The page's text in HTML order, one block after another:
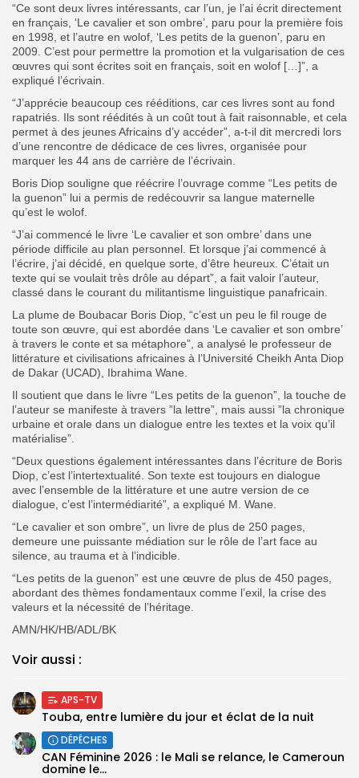
“Ce sont deux livres intéressants, car l’un, je l’ai écrit directement
en français, ‘Le cavalier et son ombre’, paru pour la première fois
en 1998, et l’autre en wolof, ‘Les petits de la guenon’, paru en
2009. C’est pour permettre la promotion et la vulgarisation de ces
œuvres qui sont écrites soit en français, soit en wolof […]”, a
expliqué l’écrivain.
“J’apprécie beaucoup ces rééditions, car ces livres sont au fond
rapatriés. Ils sont réédités à un coût tout à fait raisonnable, et cela
permet à des jeunes Africains d’y accéder”, a-t-il dit mercredi lors
d’une rencontre de dédicace de ces livres, organisée pour
marquer les 44 ans de carrière de l’écrivain.
Boris Diop souligne que réécrire l’ouvrage comme “Les petits de
la guenon” lui a permis de redécouvrir sa langue maternelle
qu’est le wolof.
“J’ai commencé le livre ‘Le cavalier et son ombre’ dans une
période difficile au plan personnel. Et lorsque j’ai commencé à
l’écrire, j’ai décidé, en quelque sorte, d’être heureux. C’était un
texte qui se voulait très drôle au départ”, a fait valoir l’auteur,
classé dans le courant du militantisme linguistique panafricain.
La plume de Boubacar Boris Diop, “c’est un peu le fil rouge de
toute son œuvre, qui est abordée dans ‘Le cavalier et son ombre’
à travers le conte et sa métaphore”, a analysé le professeur de
littérature et civilisations africaines à l’Université Cheikh Anta Diop
de Dakar (UCAD), Ibrahima Wane.
Il soutient que dans le livre “Les petits de la guenon”, la touche de
l’auteur se manifeste à travers ”la lettre”, mais aussi ”la chronique
urbaine et orale dans un dialogue entre les textes et la voix qu’il
matérialise”.
“Deux questions également intéressantes dans l’écriture de Boris
Diop, c’est l’intertextualité. Son texte est toujours en dialogue
avec l’ensemble de la littérature et une autre version de ce
dialogue, c’est l’intermédiarité”, a expliqué M. Wane.
“Le cavalier et son ombre”, un livre de plus de 250 pages,
demeure une puissante médiation sur le rôle de l’art face au
silence, au trauma et à l’indicible.
“Les petits de la guenon” est une œuvre de plus de 450 pages,
abordant des thèmes fondamentaux comme l’exil, la crise des
valeurs et la nécessité de l’héritage.
AMN/HK/HB/ADL/BK
Voir aussi :
APS-TV
Touba, entre lumière du jour et éclat de la nuit
DÉPÊCHES
‎CAN Féminine 2026 : le Mali se relance, le Cameroun
domine le...